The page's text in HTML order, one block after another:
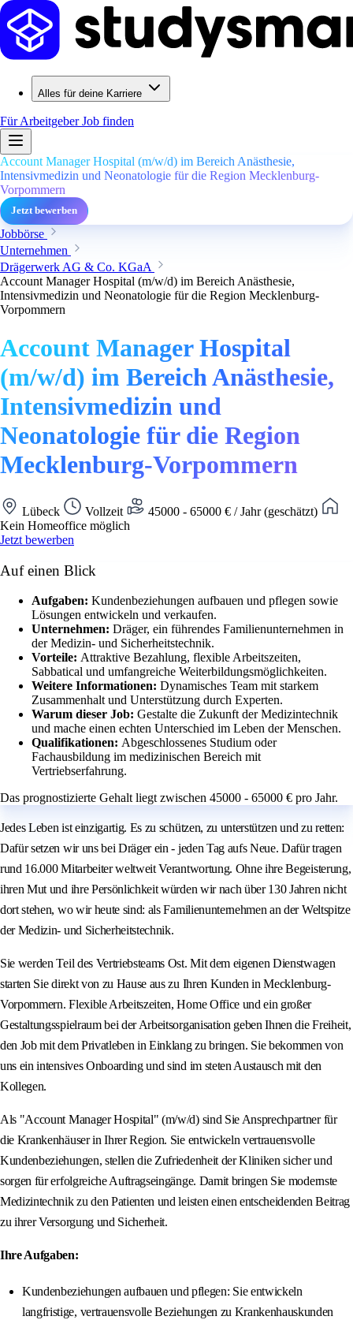
Alles für deine Karriere
Für ArbeitgeberJob finden
Account Manager Hospital (m/w/d) im Bereich Anästhesie,
Intensivmedizin und Neonatologie für die Region Mecklenburg-
Vorpommern
Jetzt bewerben
Jobbörse
Unternehmen
Drägerwerk AG & Co. KGaA
Account Manager Hospital (m/w/d) im Bereich Anästhesie,
Intensivmedizin und Neonatologie für die Region Mecklenburg-
Vorpommern
Account Manager Hospital
(m/w/d) im Bereich Anästhesie,
Intensivmedizin und
Neonatologie für die Region
Mecklenburg-Vorpommern
Lübeck Vollzeit
45000 - 65000 € / Jahr (geschätzt)
Kein Homeoffice möglich
Jetzt bewerben
Auf einen Blick
Aufgaben: Kundenbeziehungen aufbauen und pflegen sowie
Lösungen entwickeln und verkaufen.
Unternehmen: Dräger, ein führendes Familienunternehmen in
der Medizin- und Sicherheitstechnik.
Vorteile: Attraktive Bezahlung, flexible Arbeitszeiten,
Sabbatical und umfangreiche Weiterbildungsmöglichkeiten.
Weitere Informationen: Dynamisches Team mit starkem
Zusammenhalt und Unterstützung durch Experten.
Warum dieser Job: Gestalte die Zukunft der Medizintechnik
und mache einen echten Unterschied im Leben der Menschen.
Qualifikationen: Abgeschlossenes Studium oder
Fachausbildung im medizinischen Bereich mit
Vertriebserfahrung.
Das prognostizierte Gehalt liegt zwischen 45000 - 65000 € pro Jahr.
Jedes Leben ist einzigartig. Es zu schützen, zu unterstützen und zu retten:
Dafür setzen wir uns bei Dräger ein - jeden Tag aufs Neue. Dafür tragen
rund 16.000 Mitarbeiter weltweit Verantwortung. Ohne ihre Begeisterung,
ihren Mut und ihre Persönlichkeit würden wir nach über 130 Jahren nicht
dort stehen, wo wir heute sind: als Familienunternehmen an der Weltspitze
der Medizin- und Sicherheitstechnik.
Sie werden Teil des Vertriebsteams Ost. Mit dem eigenen Dienstwagen
starten Sie direkt von zu Hause aus zu Ihren Kunden in Mecklenburg-
Vorpommern. Flexible Arbeitszeiten, Home Office und ein großer
Gestaltungsspielraum bei der Arbeitsorganisation geben Ihnen die Freiheit,
den Job mit dem Privatleben in Einklang zu bringen. Sie bekommen von
uns ein intensives Onboarding und sind im steten Austausch mit den
Kollegen.
Als "Account Manager Hospital" (m/w/d) sind Sie Ansprechpartner für
die Krankenhäuser in Ihrer Region. Sie entwickeln vertrauensvolle
Kundenbeziehungen, stellen die Zufriedenheit der Kliniken sicher und
sorgen für erfolgreiche Auftragseingänge. Damit bringen Sie modernste
Medizintechnik zu den Patienten und leisten einen entscheidenden Beitrag
zu ihrer Versorgung und Sicherheit.
Ihre Aufgaben:
Kundenbeziehungen aufbauen und pflegen: Sie entwickeln
langfristige, vertrauensvolle Beziehungen zu Krankenhauskunden